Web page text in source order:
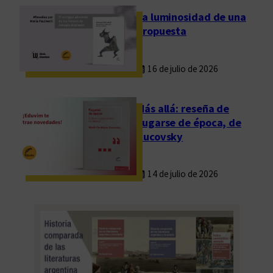
La luminosidad de una
propuesta
16 de julio de 2026
Más allá: reseña de
Fugarse de época, de
Rucovsky
14 de julio de 2026